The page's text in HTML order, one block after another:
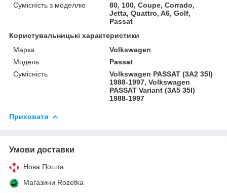
Сумісність з моделлю
80, 100, Coupe, Corrado,
Jetta, Quattro, A6, Golf,
Passat
Користувальницькі характеристики
Марка
Volkswagen
Модель
Passat
Сумісність
Volkswagen PASSAT (3A2 35I)
1988-1997, Volkswagen
PASSAT Variant (3A5 35I)
1988-1997
Приховати
Умови доставки
Нова Пошта
Магазини Rozetka